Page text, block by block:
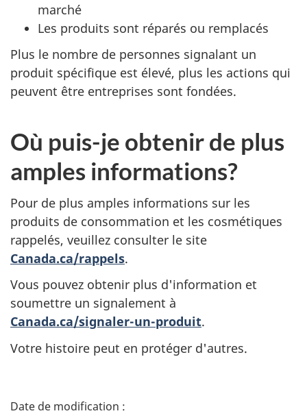
marché
Les produits sont réparés ou remplacés
Plus le nombre de personnes signalant un
produit spécifique est élevé, plus les actions qui
peuvent être entreprises sont fondées.
Où puis-je obtenir de plus
amples informations?
Pour de plus amples informations sur les
produits de consommation et les cosmétiques
rappelés, veuillez consulter le site
Canada.ca/rappels.
Vous pouvez obtenir plus d'information et
soumettre un signalement à
Canada.ca/signaler-un-produit.
Votre histoire peut en protéger d'autres.
D